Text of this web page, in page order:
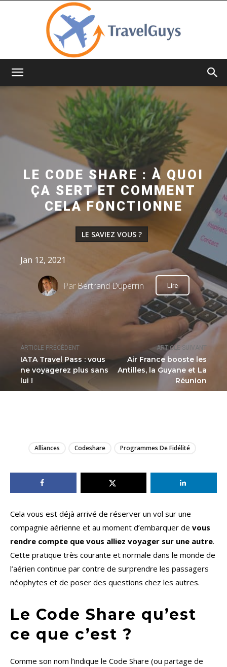
ARTICLE PRÉCÉDENT
IATA Travel Pass : vous
ne voyagerez plus sans
lui !
ARTICLE SUIVANT
Air France booste les
Antilles, la Guyane et La
Réunion
LE CODE SHARE : À QUOI
ÇA SERT ET COMMENT
CELA FONCTIONNE
LE SAVIEZ VOUS ?
Jan 12, 2021
Par Bertrand Duperrin Lire
Alliances Codeshare Programmes De Fidélité
Cela vous est déjà arrivé de réserver un vol sur une
compagnie aérienne et au moment d’embarquer de vous
rendre compte que vous alliez voyager sur une autre.
Cette pratique très courante et normale dans le monde de
l’aérien continue par contre de surprendre les passagers
néophytes et de poser des questions chez les autres.
Le Code Share qu’est
ce que c’est ?
Comme son nom l’indique le Code Share (ou partage de